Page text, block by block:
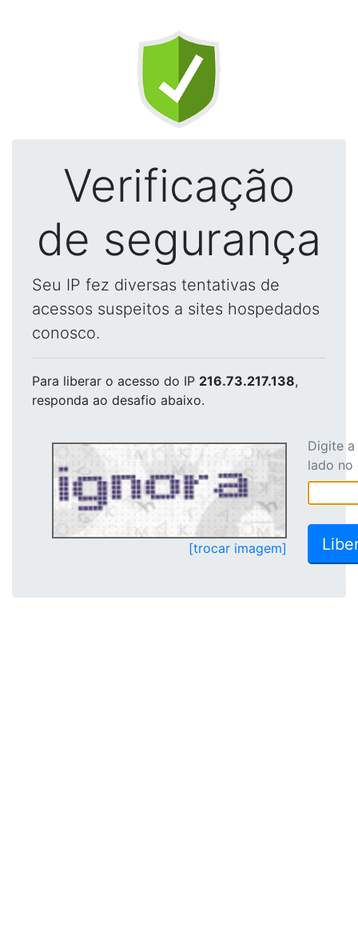
Verificação
de segurança
Seu IP fez diversas tentativas de
acessos suspeitos a sites hospedados
conosco.
Para liberar o acesso do IP 216.73.217.138,
responda ao desafio abaixo.
[trocar imagem]
Digite
lado no